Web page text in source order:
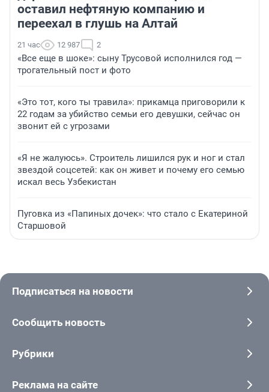
оставил нефтяную компанию и
переехал в глушь на Алтай
21 час 12 987 2
«Все еще в шоке»: сыну Трусовой исполнился год —
трогательный пост и фото
«Это тот, кого ты травила»: прикамца приговорили к
22 годам за убийство семьи его девушки, сейчас он
звонит ей с угрозами
«Я не жалуюсь». Строитель лишился рук и ног и стал
звездой соцсетей: как он живет и почему его семью
искал весь Узбекистан
Пуговка из «Папиных дочек»: что стало с Екатериной
Старшовой
Подписаться на новости
Сообщить новость
Рубрики
Реклама на сайте